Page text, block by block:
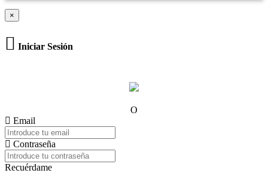
×
Iniciar Sesión
O
Email
Contraseña
Recuérdame